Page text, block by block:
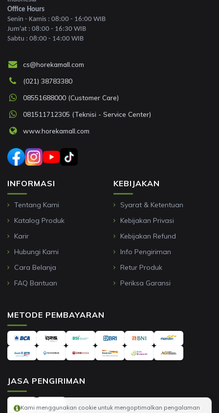
Office Hours
Senin - Kamis : 08:00 - 16:00 WIB
Jum'at : 08:00 - 16:30 WIB
Sabtu : 08:00 - 14:00 WIB
INFORMASI
Tentang Kami
Katalog Produk
Karir
Hubungi Kami
Cara Belanja
FAQ Bantuan
KEBIJAKAN
Syarat & Ketentuan
Kebijakan Privasi
Kebijakan Refund
Info Pengiriman
Retur Produk
Periksa Garansi
cs@horekamall.com
(021) 38783380
08551688000 (Customer Care)
081511712305 (Teknisi - Service Center)
www.horekamall.com
METODE PEMBAYARAN
JASA PENGIRIMAN
Kami menggunakan cookie untuk mengoptimalkan pengalaman